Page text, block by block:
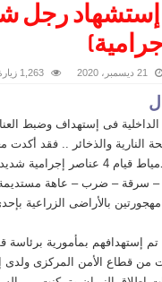
إستشهاد رجل
21 ديسمبر، 2020 1,263 زيارة
الداخلية فى إستهداف وضبط
النارية والذخائر .. فقد
سرقة – ضرب – عاهة
بالأراضى الزراعية
إستهدافهم بمأمورية برئاسة
قطاع الأمن المركزى ولدى